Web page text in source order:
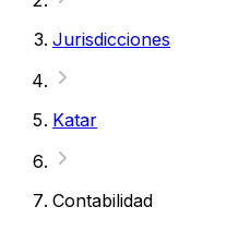
Jurisdicciones
Katar
Contabilidad